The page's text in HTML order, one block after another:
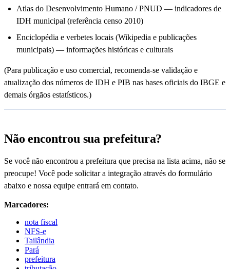
Atlas do Desenvolvimento Humano / PNUD — indicadores de
IDH municipal (referência censo 2010)
Enciclopédia e verbetes locais (Wikipedia e publicações
municipais) — informações históricas e culturais
(Para publicação e uso comercial, recomenda-se validação e
atualização dos números de IDH e PIB nas bases oficiais do IBGE e
demais órgãos estatísticos.)
Não encontrou sua prefeitura?
Se você não encontrou a prefeitura que precisa na lista acima, não se
preocupe! Você pode solicitar a integração através do formulário
abaixo e nossa equipe entrará em contato.
Marcadores:
nota fiscal
NFS-e
Tailândia
Pará
prefeitura